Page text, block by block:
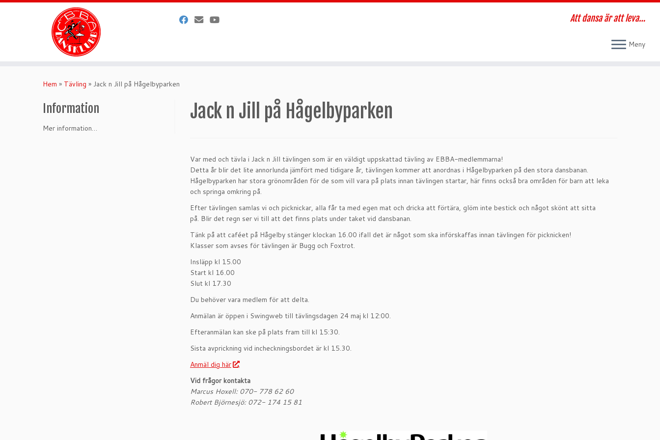
Att dansa är att leva…
Meny
Hem » Tävling » Jack n Jill på Hågelbyparken
Information
Mer information…
Jack n Jill på Hågelbyparken
Var med och tävla i Jack n Jill tävlingen som är en väldigt uppskattad tävling av EBBA-medlemmarna!
Detta år blir det lite annorlunda jämfört med tidigare år, tävlingen kommer att anordnas i Hågelbyparken på den stora dansbanan.
Hågelbyparken har stora grönområden för de som vill vara på plats innan tävlingen startar, här finns också bra områden för barn att leka
och springa omkring på.
Efter tävlingen samlas vi och picknickar, alla får ta med egen mat och dricka att förtära, glöm inte bestick och något skönt att sitta
på. Blir det regn ser vi till att det finns plats under taket vid dansbanan.
Tänk på att caféet på Hågelby stänger klockan 16.00 ifall det är något som ska införskaffas innan tävlingen för picknicken!
Klasser som avses för tävlingen är Bugg och Foxtrot.
Insläpp kl 15.00
Start kl 16.00
Slut kl 17.30
Du behöver vara medlem för att delta.
Anmälan är öppen i Swingweb till tävlingsdagen 24 maj kl 12:00.
Efteranmälan kan ske på plats fram till kl 15:30.
Sista avprickning vid incheckningsbordet är kl 15.30.
Anmäl dig här
.
Vid frågor kontakta
Marcus Hoxell: 070- 778 62 60
Robert Björnesjö: 072- 174 15 81